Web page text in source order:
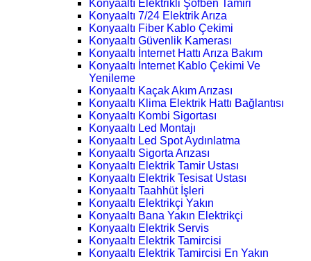
Konyaaltı Elektrikli Şofben Tamiri
Konyaaltı 7/24 Elektrik Arıza
Konyaaltı Fiber Kablo Çekimi
Konyaaltı Güvenlik Kamerası
Konyaaltı İnternet Hattı Arıza Bakım
Konyaaltı İnternet Kablo Çekimi Ve
Yenileme
Konyaaltı Kaçak Akım Arızası
Konyaaltı Klima Elektrik Hattı Bağlantısı
Konyaaltı Kombi Sigortası
Konyaaltı Led Montajı
Konyaaltı Led Spot Aydınlatma
Konyaaltı Sigorta Arızası
Konyaaltı Elektrik Tamir Ustası
Konyaaltı Elektrik Tesisat Ustası
Konyaaltı Taahhüt İşleri
Konyaaltı Elektrikçi Yakın
Konyaaltı Bana Yakın Elektrikçi
Konyaaltı Elektrik Servis
Konyaaltı Elektrik Tamircisi
Konyaaltı Elektrik Tamircisi En Yakın